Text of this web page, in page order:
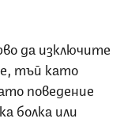
да изключите
тъй като
поведение
болка или